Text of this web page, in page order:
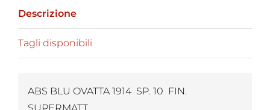
Descrizione
Tagli disponibili
ABS BLU OVATTA 1914 SP. 10 FIN.